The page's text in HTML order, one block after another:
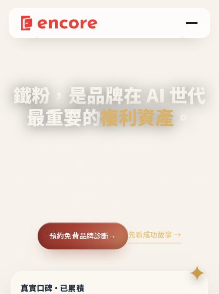
鐵粉，是品牌在 AI 世代
最重要的複利資產 。
預約免費品牌診斷→ 先看成功故事 →
✦
真實口碑・已累積